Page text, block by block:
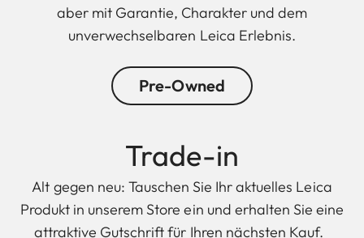
aber mit Garantie, Charakter und dem
unverwechselbaren Leica Erlebnis.
Pre-Owned
Trade-in
Alt gegen neu: Tauschen Sie Ihr aktuelles Leica
Produkt in unserem Store ein und erhalten Sie eine
attraktive Gutschrift für Ihren nächsten Kauf.